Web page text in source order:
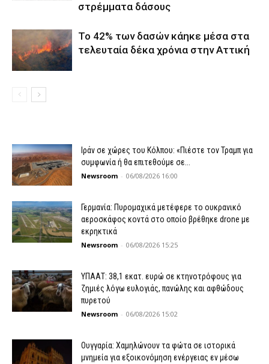
στρέμματα δάσους
Το 42% των δασών κάηκε μέσα στα
τελευταία δέκα χρόνια στην Αττική
Ιράν σε χώρες του Κόλπου: «Πιέστε τον Τραμπ για
συμφωνία ή θα επιτεθούμε σε...
Newsroom - 06/08/2026 16:00
Γερμανία: Πυρομαχικά μετέφερε το ουκρανικό
αεροσκάφος κοντά στο οποίο βρέθηκε drone με
εκρηκτικά
Newsroom - 06/08/2026 15:25
ΥΠΑΑΤ: 38,1 εκατ. ευρώ σε κτηνοτρόφους για
ζημιές λόγω ευλογιάς, πανώλης και αφθώδους
πυρετού
Newsroom - 06/08/2026 15:02
Ουγγαρία: Χαμηλώνουν τα φώτα σε ιστορικά
μνημεία για εξοικονόμηση ενέργειας εν μέσω